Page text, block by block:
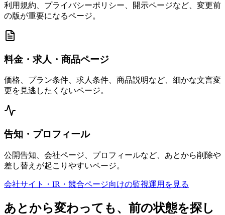
利用規約、プライバシーポリシー、開示ページなど、変更前
の版が重要になるページ。
料金・求人・商品ページ
価格、プラン条件、求人条件、商品説明など、細かな文言変
更を見逃したくないページ。
告知・プロフィール
公開告知、会社ページ、プロフィールなど、あとから削除や
差し替えが起こりやすいページ。
会社サイト・IR・競合ページ向けの監視運用を見る
あとから変わっても、前の状態を探し